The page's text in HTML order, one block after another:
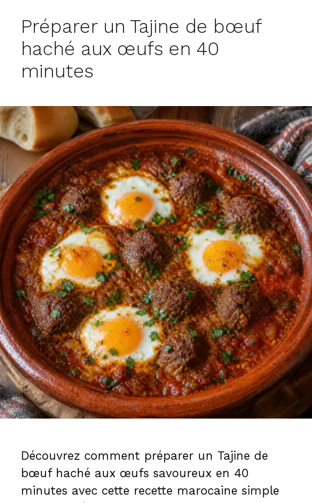
Préparer un Tajine de bœuf
haché aux œufs en 40
minutes
Découvrez comment préparer un Tajine de
bœuf haché aux œufs savoureux en 40
minutes avec cette recette marocaine simple